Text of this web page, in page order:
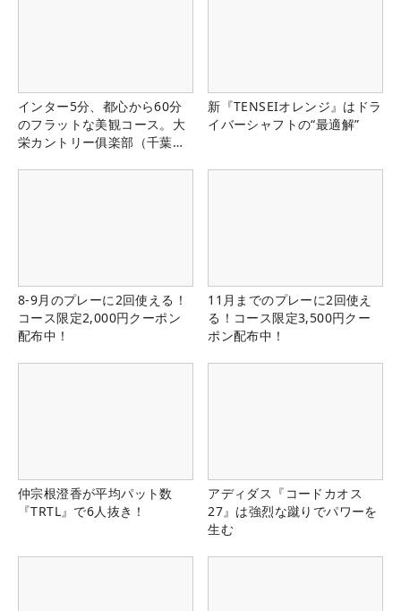
インター5分、都心から60分
のフラットな美観コース。大
栄カントリー俱楽部（千葉
新『TENSEIオレンジ』はドラ
イバーシャフトの“最適解”
8-9月のプレーに2回使える！
コース限定2,000円クーポン
配布中！
11月までのプレーに2回使え
る！コース限定3,500円クー
ポン配布中！
仲宗根澄香が平均パット数
『TRTL』で6人抜き！
アディダス『コードカオス
27』は強烈な蹴りでパワーを
生む